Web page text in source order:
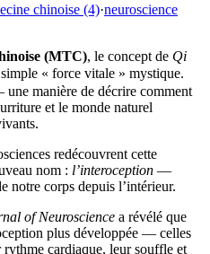
chinoise (4)·neuroscience
(MTC), le concept de Qi
« force vitale » mystique.
manière de décrire comment
et le monde naturel
redécouvrent cette
nom : l’interoception —
notre corps depuis l’intérieur.
of Neuroscience a révélé que
plus développée — celles
cardiaque, leur souffle et